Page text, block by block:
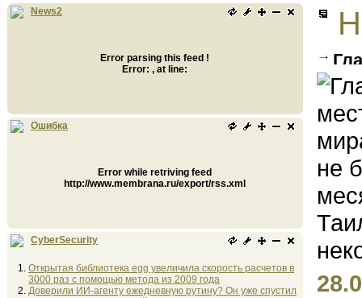
News2
Error parsing this feed !
Error: , at line:
Ошибка
Error while retriving feed
http://www.membrana.ru/export/rss.xml
CyberSecurity
Открытая библиотека egg увеличила скорость расчетов в
3000 раз с помощью метода из 2009 года
Доверили ИИ-агенту ежедневную рутину? Он уже спустил